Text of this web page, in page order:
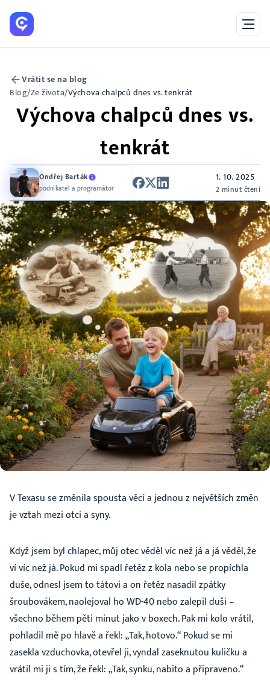
Vrátit se na blog
Blog/Ze života/Výchova chalpců dnes vs. tenkrát
Výchova chalpců dnes vs.
tenkrát
Ondřej Barták
podnikatel a programátor
1. 10. 2025
2 minut čtení
V Texasu se změnila spousta věcí a jednou z největších změn
je vztah mezi otci a syny.
Když jsem byl chlapec, můj otec věděl víc než já a já věděl, že
ví víc než já. Pokud mi spadl řetěz z kola nebo se propíchla
duše, odnesl jsem to tátovi a on řetěz nasadil zpátky
šroubovákem, naolejoval ho WD-40 nebo zalepil duši –
všechno během pěti minut jako v boxech. Pak mi kolo vrátil,
pohladil mě po hlavě a řekl: „Tak, hotovo.“ Pokud se mi
zasekla vzduchovka, otevřel ji, vyndal zaseknutou kuličku a
vrátil mi ji s tím, že řekl: „Tak, synku, nabito a připraveno.“